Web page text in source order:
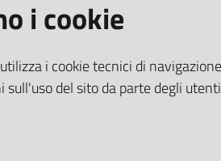
InstagramLinkedin
Accedi
Wi‑Fi
i cookie
i cookie tecnici di
sull'uso del sito da parte degli